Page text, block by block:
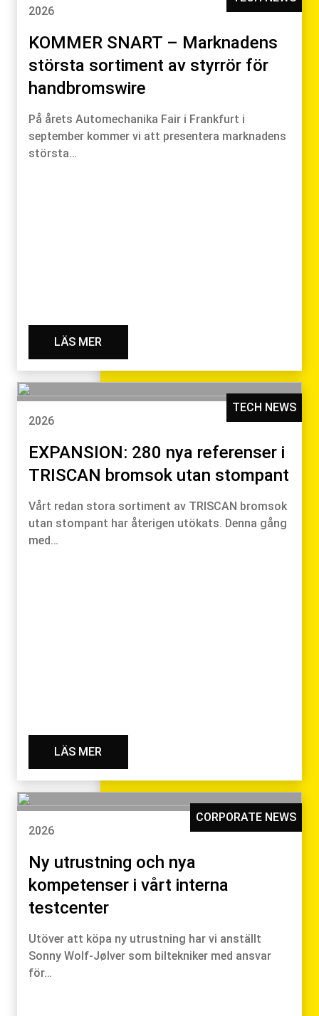
2026
KOMMER SNART – Marknadens
största sortiment av styrrör för
handbromswire
På årets Automechanika Fair i Frankfurt i
september kommer vi att presentera marknadens
största…
LÄS MER
TECH NEWS
2026
EXPANSION: 280 nya referenser i
TRISCAN bromsok utan stompant
Vårt redan stora sortiment av TRISCAN bromsok
utan stompant har återigen utökats. Denna gång
med…
LÄS MER
CORPORATE NEWS
2026
Ny utrustning och nya
kompetenser i vårt interna
testcenter
Utöver att köpa ny utrustning har vi anställt
Sonny Wolf-Jølver som biltekniker med ansvar
för…